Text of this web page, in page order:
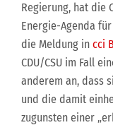
Regierung, hat die
Energie-Agenda
die Meldung in cci
CDU/CSU im Fall
anderem an, dass
und die damit
zugunsten einer